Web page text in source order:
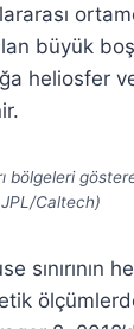
büyük
heliosfer ve
bölgeleri
JPL/Caltech)
sınırının